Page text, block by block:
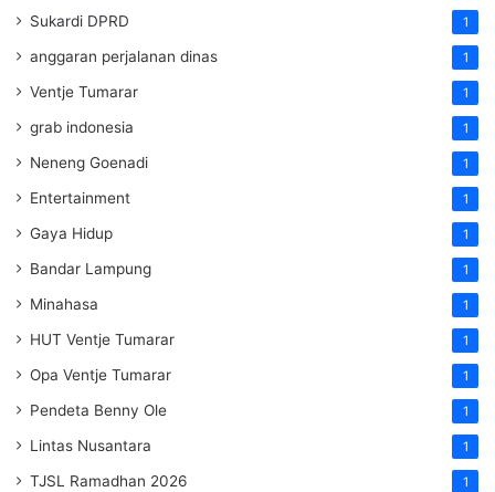
Sukardi DPRD 1
anggaran perjalanan dinas 1
Ventje Tumarar 1
grab indonesia 1
Neneng Goenadi 1
Entertainment 1
Gaya Hidup 1
Bandar Lampung 1
Minahasa 1
HUT Ventje Tumarar 1
Opa Ventje Tumarar 1
Pendeta Benny Ole 1
Lintas Nusantara 1
TJSL Ramadhan 2026 1